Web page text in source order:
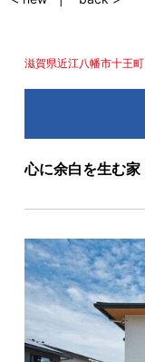
滋賀県近江八幡市十王町
心に余白を生む家